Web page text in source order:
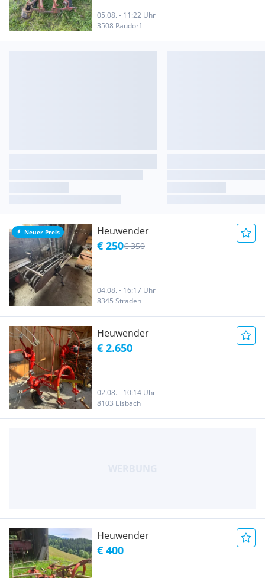
05.08. - 11:22 Uhr
3508 Paudorf
Neuer Preis Heuwender
€ 250€ 350
04.08. - 16:17 Uhr
8345 Straden
Heuwender
€ 2.650
02.08. - 10:14 Uhr
8103 Eisbach
Heuwender
€ 400